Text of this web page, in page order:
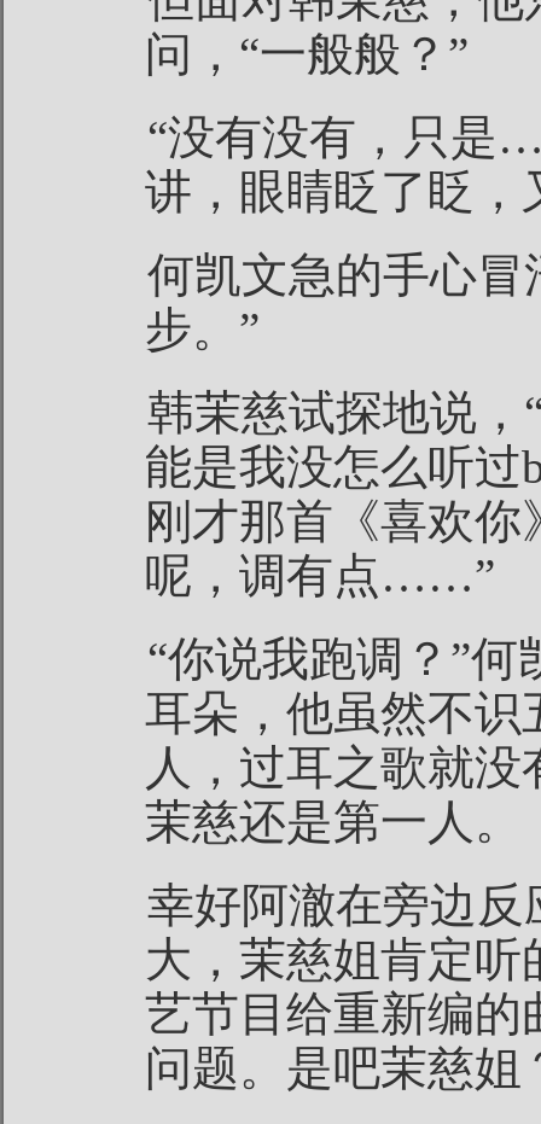
问，“一般般？”
“没有没有，只是
讲，眼睛眨了眨，
何凯文急的手心冒
步。”
韩茉慈试探地说，
能是我没怎么听过
刚才那首《喜欢
呢，调有点……”
“你说我跑调？”
耳朵，他虽然不识
人，过耳之歌就
茉慈还是第一人。
幸好阿澈在旁边反
大，茉慈姐肯定
艺节目给重新编的
问题。是吧茉慈姐